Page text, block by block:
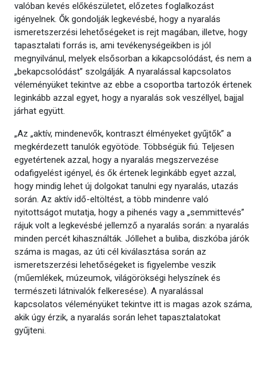
valóban kevés előkészületet, előzetes foglalkozást
igényelnek. Ők gondolják legkevésbé, hogy a nyaralás
ismeretszerzési lehetőségeket is rejt magában, illetve, hogy
tapasztalati forrás is, ami tevékenységeikben is jól
megnyilvánul, melyek elsősorban a kikapcsolódást, és nem a
„bekapcsolódást” szolgálják. A nyaralással kapcsolatos
véleményüket tekintve az ebbe a csoportba tartozók értenek
leginkább azzal egyet, hogy a nyaralás sok veszéllyel, bajjal
járhat együtt.
„Az „aktív, mindenevők, kontraszt élményeket gyűjtők” a
megkérdezett tanulók egyötöde. Többségük fiú. Teljesen
egyetértenek azzal, hogy a nyaralás megszervezése
odafigyelést igényel, és ők értenek leginkább egyet azzal,
hogy mindig lehet új dolgokat tanulni egy nyaralás, utazás
során. Az aktív idő-eltöltést, a több mindenre való
nyitottságot mutatja, hogy a pihenés vagy a „semmittevés”
rájuk volt a legkevésbé jellemző a nyaralás során: a nyaralás
minden percét kihasználták. Jóllehet a buliba, diszkóba járók
száma is magas, az úti cél kiválasztása során az
ismeretszerzési lehetőségeket is figyelembe veszik
(műemlékek, múzeumok, világörökségi helyszínek és
természeti látnivalók felkeresése). A nyaralással
kapcsolatos véleményüket tekintve itt is magas azok száma,
akik úgy érzik, a nyaralás során lehet tapasztalatokat
gyűjteni.